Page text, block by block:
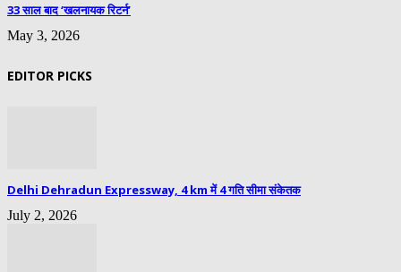
33 साल बाद ‘खलनायक रिटर्न’
May 3, 2026
EDITOR PICKS
Delhi Dehradun Expressway, 4 km में 4 गति सीमा संकेतक
July 2, 2026